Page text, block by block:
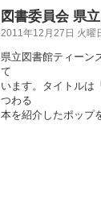
図書委員会 県
2011年12月27日 火曜
県立図書館ティーン
て
います。タイトルは
つわる
本を紹介したポップ